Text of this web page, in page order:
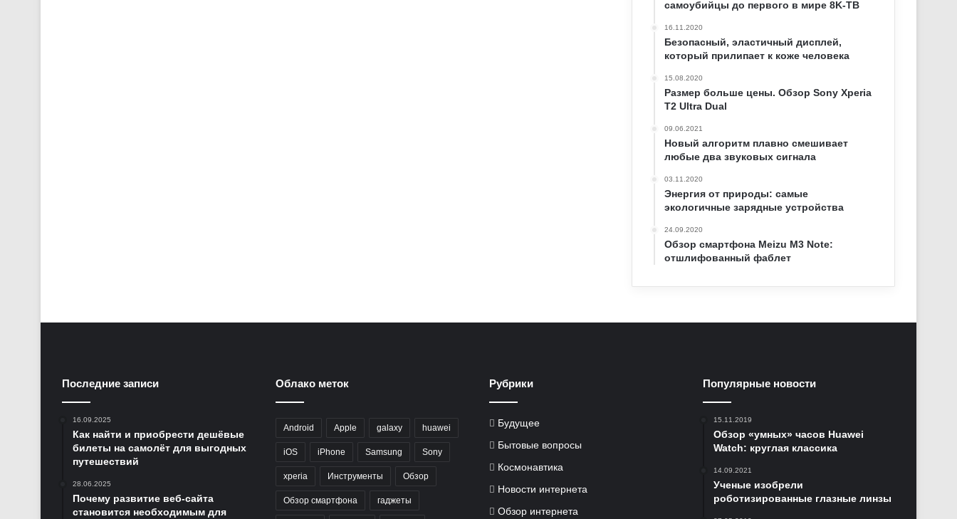
самоубийцы до первого в мире 8K-ТВ
16.11.2020
Безопасный, эластичный дисплей,
который прилипает к коже человека
15.08.2020
Размер больше цены. Обзор Sony Xperia
T2 Ultra Dual
09.06.2021
Новый алгоритм плавно смешивает
любые два звуковых сигнала
03.11.2020
Энергия от природы: самые
экологичные зарядные устройства
24.09.2020
Обзор смартфона Meizu M3 Note:
отшлифованный фаблет
Последние записи
16.09.2025
Как найти и приобрести дешёвые
билеты на самолёт для выгодных
путешествий
28.06.2025
Почему развитие веб-сайта
становится необходимым для
Облако меток
Android Apple galaxy huawei
iOS iPhone Samsung Sony
xperia Инструменты Обзор
Обзор смартфона гаджеты
Рубрики
Будущее
Бытовые вопросы
Космонавтика
Новости интернета
Обзор интернета
Популярные новости
15.11.2019
Обзор «умных» часов Huawei
Watch: круглая классика
14.09.2021
Ученые изобрели
роботизированные глазные линзы